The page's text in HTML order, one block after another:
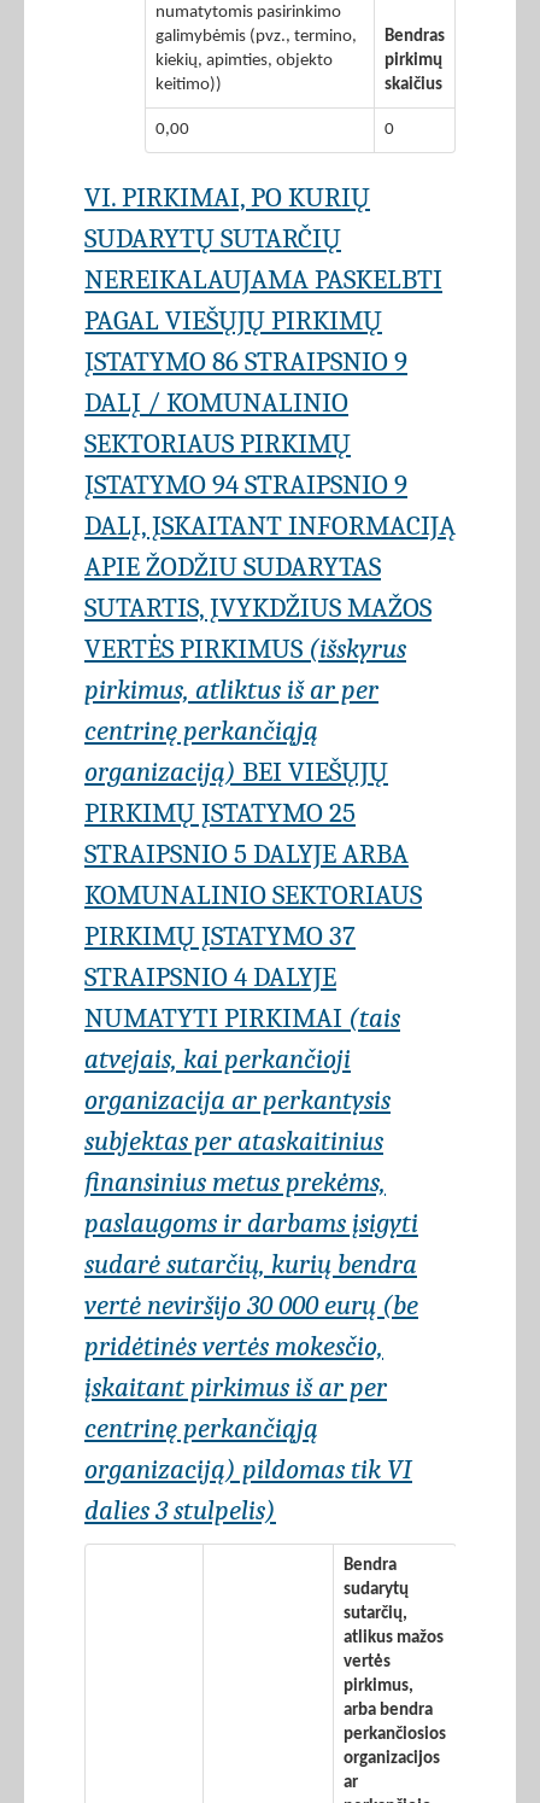
numatytomis pasirinkimo
galimybėmis (pvz., termino,
kiekių, apimties, objekto
keitimo))
Bendras
pirkimų
skaičius
0,00 0
VI. PIRKIMAI, PO KURIŲ
SUDARYTŲ SUTARČIŲ
NEREIKALAUJAMA PASKELBTI
PAGAL VIEŠŲJŲ PIRKIMŲ
ĮSTATYMO 86 STRAIPSNIO 9
DALĮ / KOMUNALINIO
SEKTORIAUS PIRKIMŲ
ĮSTATYMO 94 STRAIPSNIO 9
DALĮ, ĮSKAITANT INFORMACIJĄ
APIE ŽODŽIU SUDARYTAS
SUTARTIS, ĮVYKDŽIUS MAŽOS
VERTĖS PIRKIMUS (išskyrus
pirkimus, atliktus iš ar per
centrinę perkančiąją
organizaciją) BEI VIEŠŲJŲ
PIRKIMŲ ĮSTATYMO 25
STRAIPSNIO 5 DALYJE ARBA
KOMUNALINIO SEKTORIAUS
PIRKIMŲ ĮSTATYMO 37
STRAIPSNIO 4 DALYJE
NUMATYTI PIRKIMAI (tais
atvejais, kai perkančioji
organizacija ar perkantysis
subjektas per ataskaitinius
finansinius metus prekėms,
paslaugoms ir darbams įsigyti
sudarė sutarčių, kurių bendra
vertė neviršijo 30 000 eurų (be
pridėtinės vertės mokesčio,
įskaitant pirkimus iš ar per
centrinę perkančiąją
organizaciją) pildomas tik VI
dalies 3 stulpelis)
Bendra
sudarytų
sutarčių,
atlikus mažos
vertės
pirkimus,
arba bendra
perkančiosios
organizacijos
ar